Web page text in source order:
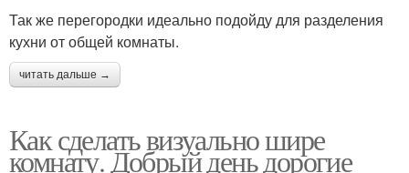
Так же перегородки идеально подойду для разделения
кухни от общей комнаты.
читать дальше →
Как сделать визуально шире
комнату. Добрый день дорогие